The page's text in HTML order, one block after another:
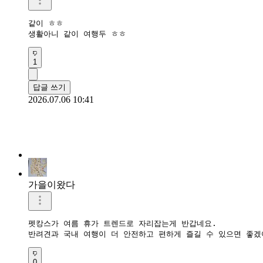
같이 ㅎㅎ
생활아니 같이 여행두 ㅎㅎ
1
답글 쓰기
2026.07.06 10:41
가을이왔다
펫캉스가 여름 휴가 트렌드로 자리잡는게 반갑네요.
반려견과 국내 여행이 더 안전하고 편하게 즐길 수 있으면 좋